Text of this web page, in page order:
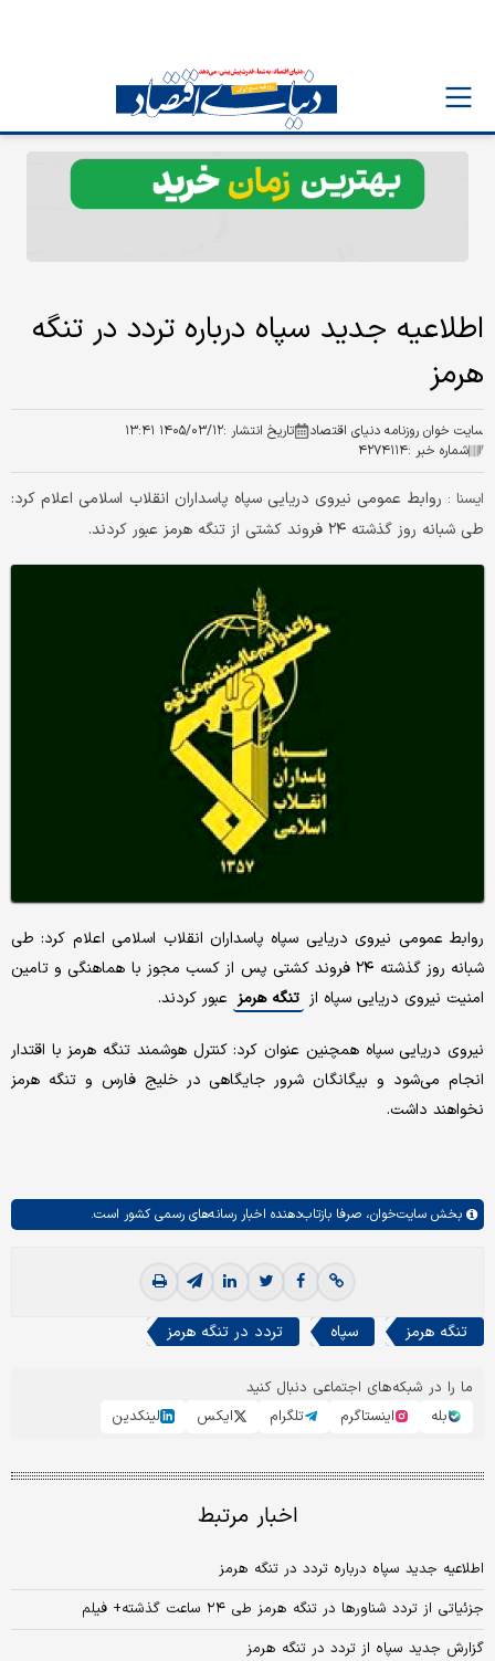
اطلاعیه جدید سپاه درباره تردد در تنگه
هرمز
سایت خوان روزنامه دنیای اقتصاد تاریخ انتشار :۱۴۰۵/۰۳/۱۲ ۱۳:۴۱
شماره خبر :۴۲۷۴۱۱۴
ايسنا : روابط عمومی نیروی دریایی سپاه پاسداران انقلاب اسلامی اعلام کرد:
طی شبانه روز گذشته ۲۴ فروند کشتی از تنگه هرمز عبور کردند.
روابط عمومی نیروی دریایی سپاه پاسداران انقلاب اسلامی اعلام کرد: طی
شبانه روز گذشته ۲۴ فروند کشتی پس از کسب مجوز با هماهنگی و تامین
امنیت نیروی دریایی سپاه از تنگه هرمز عبور کردند.
نیروی دریایی سپاه همچنین عنوان کرد: کنترل هوشمند تنگه هرمز با اقتدار
انجام می‌شود و بیگانگان شرور جایگاهی در خلیج فارس و تنگه هرمز
نخواهند داشت.
بخش سایت‌خوان، صرفا بازتاب‌دهنده اخبار رسانه‌های رسمی کشور است.
تنگه هرمز سپاه تردد در تنگه هرمز
ما را در شبکه‌های اجتماعی دنبال کنید
بله
اینستاگرم تلگرام ایکس لینکدین
اخبار مرتبط
اطلاعیه جدید سپاه درباره تردد در تنگه هرمز
جزئیاتی از تردد شناورها در تنگه هرمز طی ۲۴ ساعت گذشته+ فیلم
گزارش جدید سپاه از تردد در تنگه هرمز